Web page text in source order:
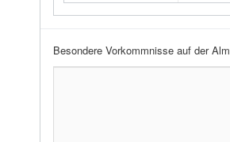
Besondere Vorkommnisse auf der Alm